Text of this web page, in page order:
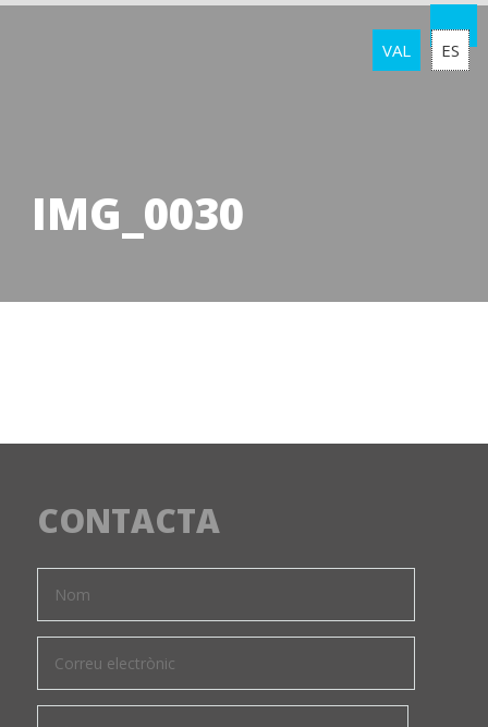
VAL ES
IMG_0030
CONTACTA